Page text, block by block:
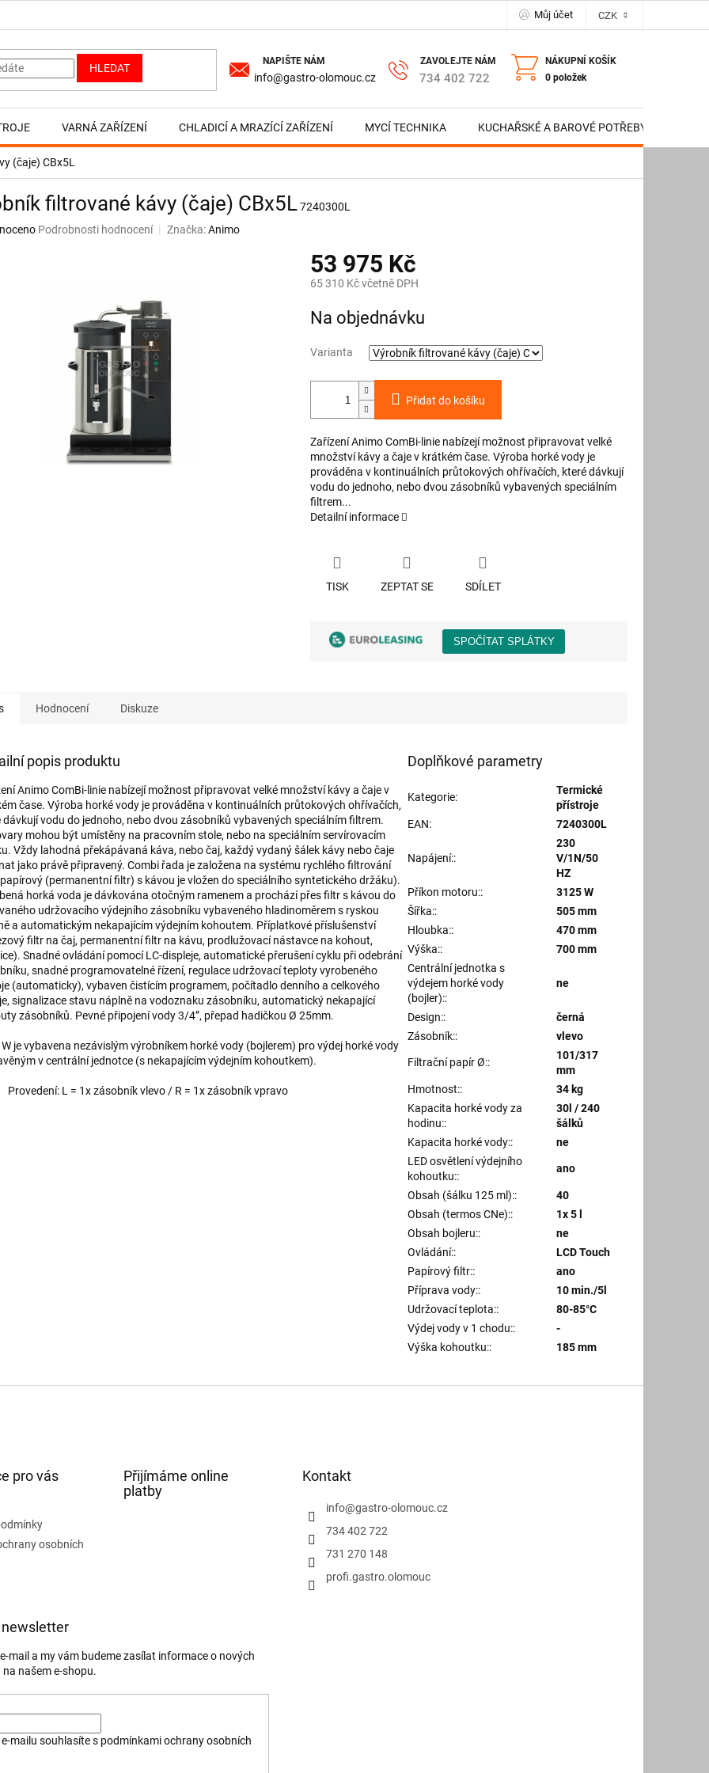
Můj účet CZK
HLEDAT
info@gastro-olomouc.cz 734 402 722
NÁKUPNÍ KOŠÍK
0 položek
VARNÁ ZAŘÍZENÍ CHLADICÍ A MRAZÍCÍ ZAŘÍZENÍ MYCÍ TECHNIKA KUCHAŘSKÉ A BAROVÉ POTŘEBY
(čaje) CBx5L
filtrované kávy (čaje) CBx5L7240300L
Podrobnosti hodnocení Značka:Animo
53 975 Kč
65 310 Kč včetně DPH
cena:
Na objednávku
Varianta
Přidat do košíku
Zařízení Animo ComBi-linie nabízejí možnost připravovat velké
množství kávy a čaje v krátkém čase. Výroba horké vody je
prováděna v kontinuálních průtokových ohřívačích, které dávkují
vodu do jednoho, nebo dvou zásobníků vybavených speciálním
filtrem...
Detailní informace
TISK ZEPTAT SE SDÍLET
Hodnocení Diskuze
popis produktu
Animo ComBi-linie nabízejí možnost připravovat velké množství kávy a čaje v
čase. Výroba horké vody je prováděna v kontinuálních průtokových ohřívačích,
dávkují vodu do jednoho, nebo dvou zásobníků vybavených speciálním filtrem.
mohou být umístěny na pracovním stole, nebo na speciálním servírovacím
Vždy lahodná překápávaná káva, nebo čaj, každý vydaný šálek kávy nebo čaje
jako právě připravený. Combi řada je založena na systému rychlého filtrování
(permanentní filtr) s kávou je vložen do speciálního syntetického držáku).
horká voda je dávkována otočným ramenem a prochází přes filtr s kávou do
udržovacího výdejního zásobníku vybaveného hladinoměrem s ryskou
a automatickým nekapajícím výdejním kohoutem. Příplatkové příslušenství
filtr na čaj, permanentní filtr na kávu, prodlužovací nástavce na kohout,
Snadné ovládání pomocí LC-displeje, automatické přerušení cyklu při odebrání
snadné programovatelné řízení, regulace udržovací teploty vyrobeného
(automaticky), vybaven čistícím programem, počítadlo denního a celkového
signalizace stavu náplně na vodoznaku zásobníku, automatický nekapající
zásobníků. Pevné připojení vody 3/4”, přepad hadičkou Ø 25mm.
je vybavena nezávislým výrobníkem horké vody (bojlerem) pro výdej horké vody
v centrální jednotce (s nekapajícím výdejním kohoutkem).
Provedení: L = 1x zásobník vlevo / R = 1x zásobník vpravo
Doplňkové parametry
Kategorie:
Termické
přístroje
EAN: 7240300L
Napájení::
230
V/1N/50
HZ
Příkon motoru::
3125 W
Šířka::
505 mm
Hloubka::
470 mm
Výška::
700 mm
Centrální jednotka s
výdejem horké vody
(bojler)::
ne
Design::
černá
Zásobník:: vlevo
Filtrační papír Ø::
101/317
mm
Hmotnost::
34 kg
Kapacita horké vody za
hodinu::
30l / 240
šálků
Kapacita horké vody::
ne
LED osvětlení výdejního
kohoutku::
ano
Obsah (šálku 125 ml)::
40
Obsah (termos CNe)::
1x 5 l
Obsah bojleru::
ne
Ovládání::
LCD Touch
Papírový filtr::
ano
Příprava vody::
10 min./5l
Udržovací teplota::
80-85°C
Výdej vody v 1 chodu::
-
Výška kohoutku:: 185 mm
pro vás
osobních
Přijímáme online
platby
Kontakt
info@gastro-olomouc.cz
734 402 722
731 270 148
profi.gastro.olomouc
mail a my vám budeme zasílat informace o nových
našem e-shopu.
mailu souhlasíte s podmínkami ochrany osobních